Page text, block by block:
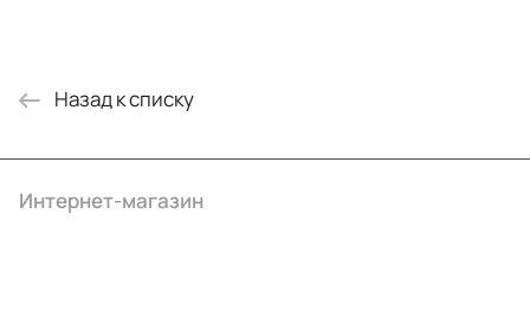
Назад к списку
Интернет-магазин